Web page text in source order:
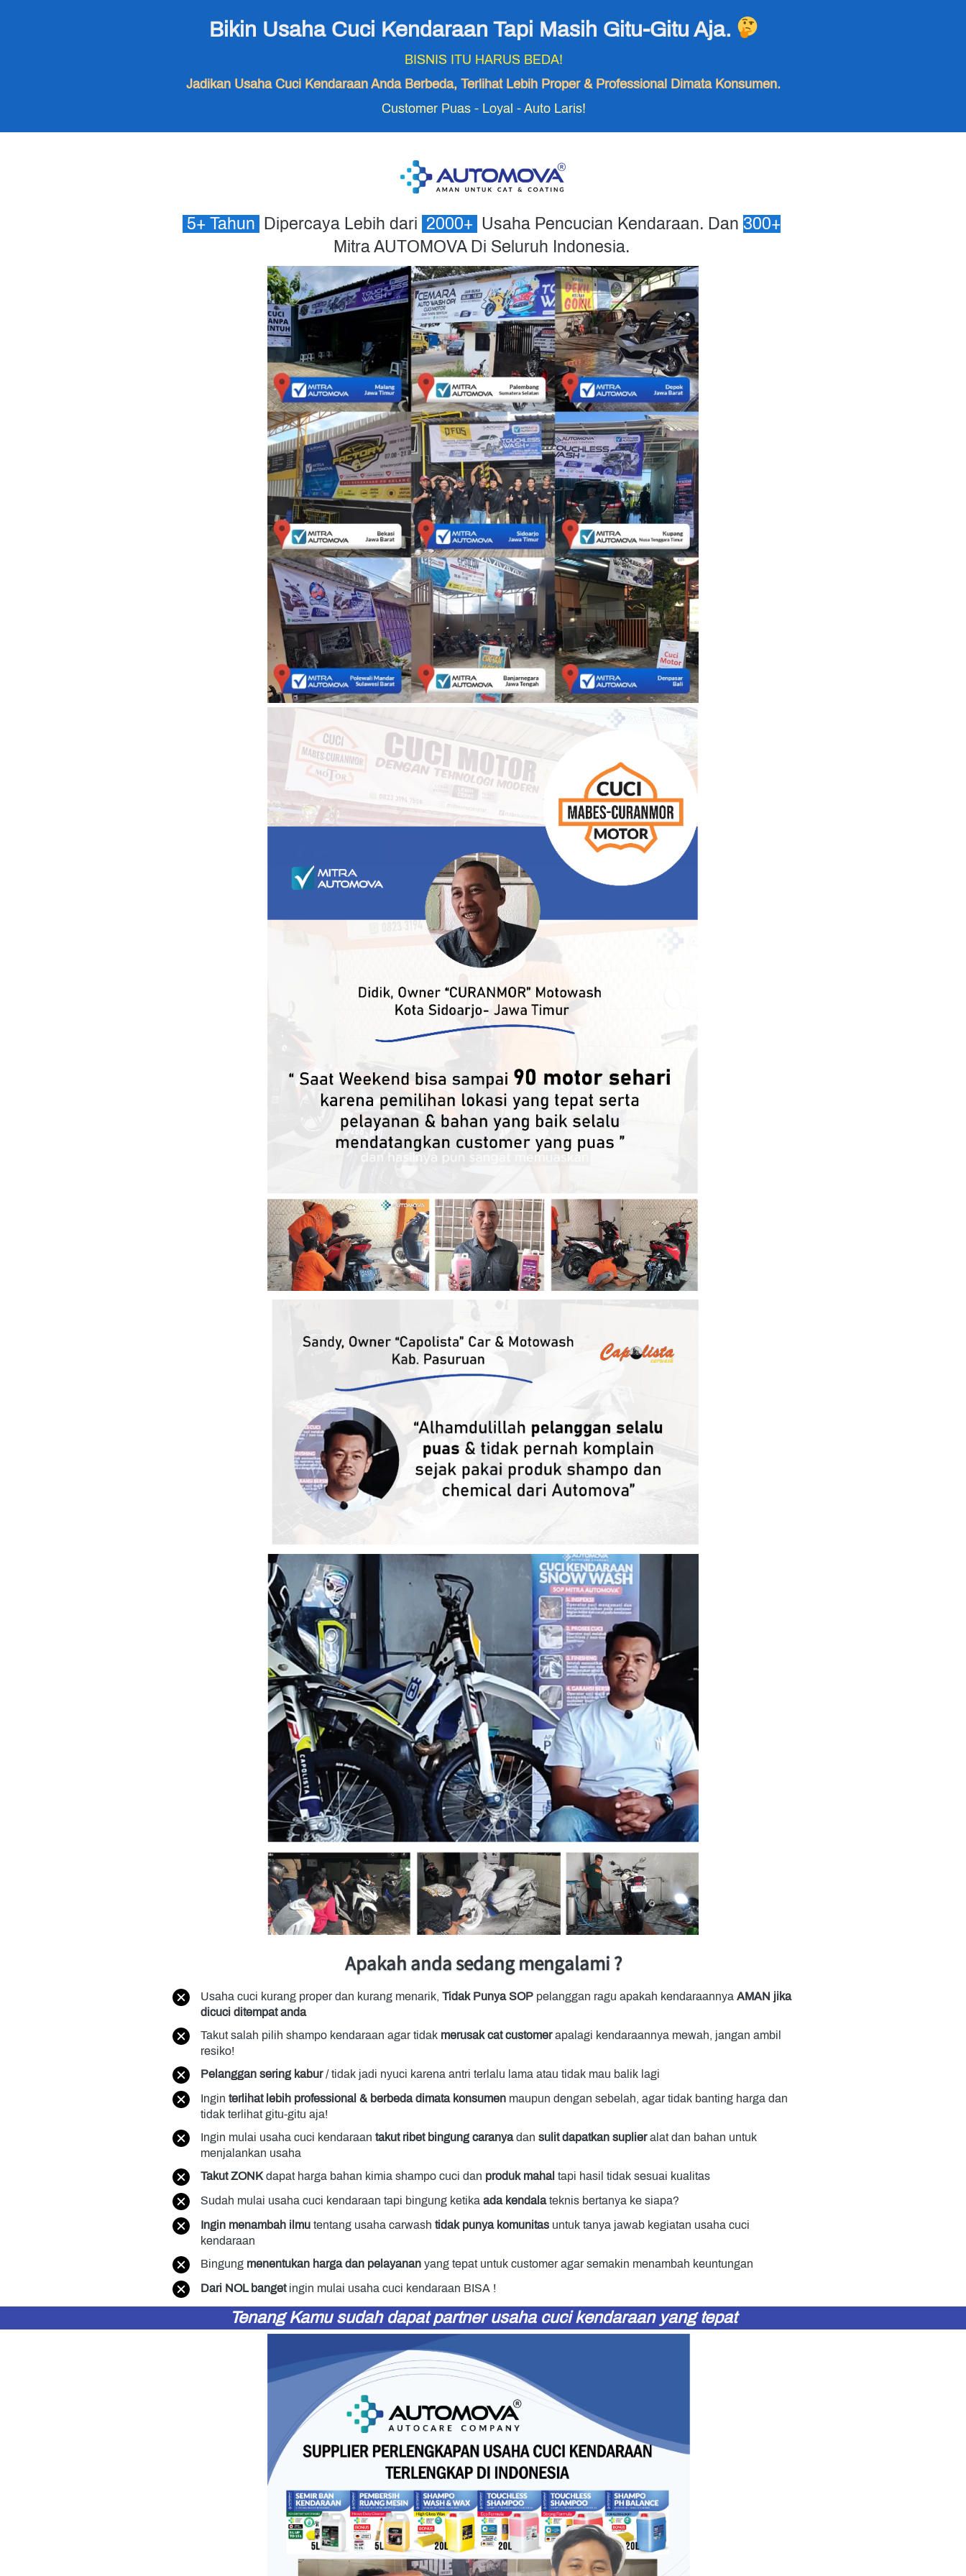
Bikin Usaha Cuci Kendaraan Tapi Masih Gitu-Gitu Aja.
BISNIS ITU HARUS BEDA!
Jadikan Usaha Cuci Kendaraan Anda Berbeda, Terlihat Lebih Proper & Professional Dimata Konsumen.
Customer Puas - Loyal - Auto Laris!
5+ Tahun Dipercaya Lebih dari 2000+ Usaha Pencucian Kendaraan. Dan 300+
Mitra AUTOMOVA Di Seluruh Indonesia.
Apakah anda sedang mengalami ?
Usaha cuci kurang proper dan kurang menarik, Tidak Punya SOP pelanggan ragu apakah kendaraannya AMAN jika
dicuci ditempat anda
Takut salah pilih shampo kendaraan agar tidak merusak cat customer apalagi kendaraannya mewah, jangan ambil
resiko!
Pelanggan sering kabur / tidak jadi nyuci karena antri terlalu lama atau tidak mau balik lagi
Ingin terlihat lebih professional & berbeda dimata konsumen maupun dengan sebelah, agar tidak banting harga dan
tidak terlihat gitu-gitu aja!
Ingin mulai usaha cuci kendaraan takut ribet bingung caranya dan sulit dapatkan suplier alat dan bahan untuk
menjalankan usaha
Takut ZONK dapat harga bahan kimia shampo cuci dan produk mahal tapi hasil tidak sesuai kualitas
Sudah mulai usaha cuci kendaraan tapi bingung ketika ada kendala teknis bertanya ke siapa?
Ingin menambah ilmu tentang usaha carwash tidak punya komunitas untuk tanya jawab kegiatan usaha cuci
kendaraan
Bingung menentukan harga dan pelayanan yang tepat untuk customer agar semakin menambah keuntungan
Dari NOL banget ingin mulai usaha cuci kendaraan BISA !
Tenang Kamu sudah dapat partner usaha cuci kendaraan yang tepat